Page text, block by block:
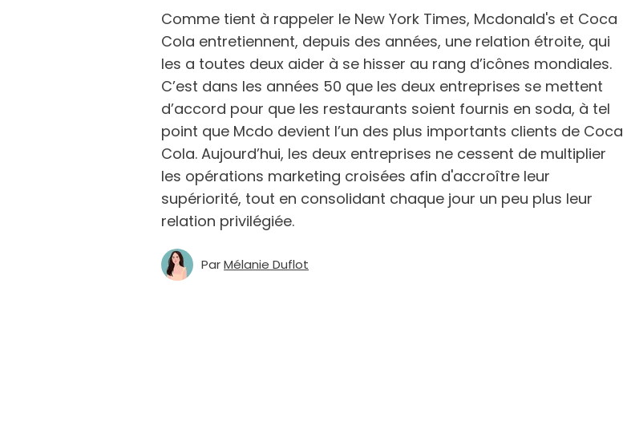
Comme tient à rappeler le New York Times, Mcdonald's et Coca
Cola entretiennent, depuis des années, une relation étroite, qui
les a toutes deux aider à se hisser au rang d’icônes mondiales.
C’est dans les années 50 que les deux entreprises se mettent
d’accord pour que les restaurants soient fournis en soda, à tel
point que Mcdo devient l’un des plus importants clients de Coca
Cola. Aujourd’hui, les deux entreprises ne cessent de multiplier
les opérations marketing croisées afin d'accroître leur
supériorité, tout en consolidant chaque jour un peu plus leur
relation privilégiée.
ParMélanie Duflot